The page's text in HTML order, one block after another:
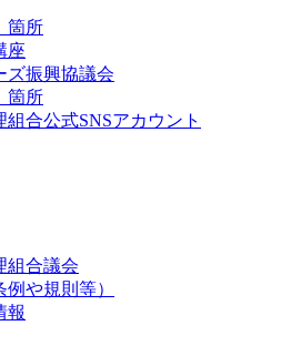
箇所
座
ズ振興協議会
箇所
合公式SNSアカウント
組合議会
や規則等）
報